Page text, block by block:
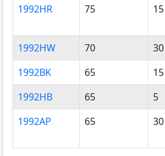
1992HR 75 15
1992HW 70 30
1992BK
65 15
1992HB
65 5
1992AP
65 30